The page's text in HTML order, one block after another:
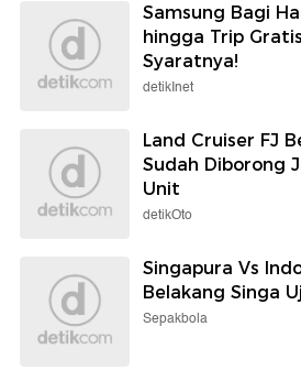
Samsung Bagi
hingga Trip
Syaratnya!
detikInet
Land Cruiser FJ
Sudah Diborong
Unit
detikOto
Singapura Vs
Belakang Singa
Sepakbola